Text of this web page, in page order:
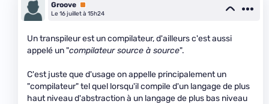
Groove Premium
Le 16 juillet à 15h24
Un transpileur est un compilateur, d'ailleurs c'est aussi
appelé un "compilateur source à source".
C'est juste que d'usage on appelle principalement un
"compilateur" tel quel lorsqu'il compile d'un langage de plus
haut niveau d'abstraction à un langage de plus bas niveau